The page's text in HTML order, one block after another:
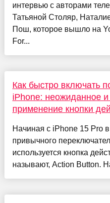
интервью с авторами
Татьяной Столяр,
Пош, которое вышло на
For...
Как быстро включать
iPhone: неожиданное
применение кнопки
Начиная с iPhone 15 Pro
привычного
используется кнопка
называют, Action Button.